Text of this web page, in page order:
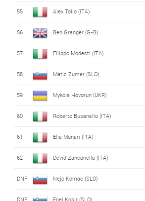
55 Alex Tolio (ITA)
56 Ben Granger (G-B)
57 Filippo Modesti (ITA)
58 Matic Zumer (SLO)
59 Mykola Hovorun (UKR)
60 Roberto Busanello (ITA)
61 Elia Munari (ITA)
62 Devid Zancanella (ITA)
DNF Nejc Komac (SLO)
DNF Enej Kosir (SLO)